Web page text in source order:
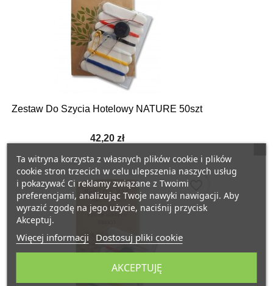
Ta witryna korzysta z własnych plików cookie i plików
cookie stron trzecich w celu ulepszenia naszych usług
i pokazywać Ci reklamy związane z Twoimi
preferencjami, analizując Twoje nawyki nawigacji. Aby
wyrazić zgodę na jego użycie, naciśnij przycisk
Akceptuj.
Więcej informacji Dostosuj pliki cookie
AKCEPTUJĘ
Zestaw Do Szycia Hotelowy NATURE 50szt
42,20 zł